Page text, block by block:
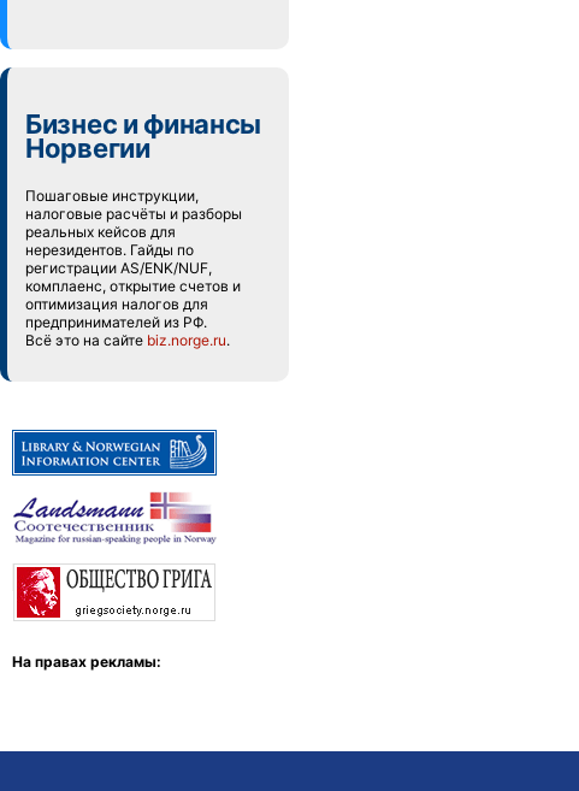
Бизнес и финансы
Норвегии
Пошаговые инструкции,
налоговые расчёты и разборы
реальных кейсов для
нерезидентов. Гайды по
регистрации AS/ENK/NUF,
комплаенс, открытие счетов и
оптимизация налогов для
предпринимателей из РФ.
Всё это на сайте biz.norge.ru.
На правах рекламы: